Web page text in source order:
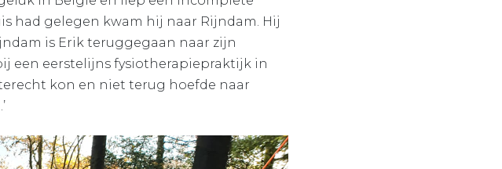
had gelegen kwam hij naar Rijndam. Hij
is Erik teruggegaan naar zijn
een eerstelijns fysiotherapiepraktijk in
kon en niet terug hoefde naar